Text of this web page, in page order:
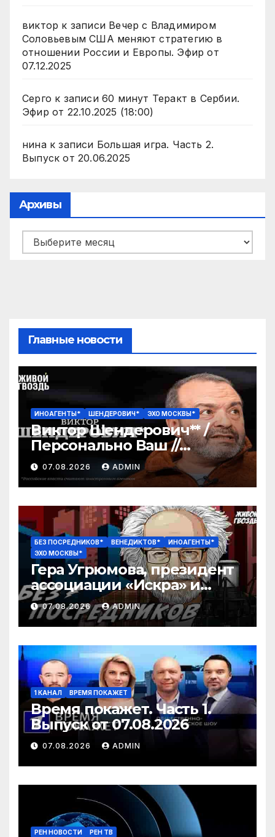
виктор к записи Вечер с Владимиром
Соловьевым США меняют стратегию в
отношении России и Европы. Эфир от
07.12.2025
Серго к записи 60 минут Теракт в Сербии.
Эфир от 22.10.2025 (18:00)
нинак записи Большая игра. Часть 2.
Выпуск от 20.06.2025
Архивы
Архивы
Главные новости
ИНОАГЕНТЫ* ШЕНДЕРОВИЧ* ЭХО МОСКВЫ*
Виктор Шендерович** /
Персонально Ваш //
07.08.2026
07.08.2026 ADMIN
БЕЗ ПОСРЕДНИКОВ* ВЕНЕДИКТОВ*
ИНОАГЕНТЫ*
ЭХО МОСКВЫ*
Гера Угрюмова, президент
ассоциации «Искра» и
Алексей Венедиктов* / Без
посредников // 07.08.26
07.08.2026 ADMIN
1 КАНАЛ ВРЕМЯ ПОКАЖЕТ
Время покажет. Часть 1.
Выпуск от 07.08.2026
07.08.2026 ADMIN
РЕН НОВОСТИ РЕН ТВ